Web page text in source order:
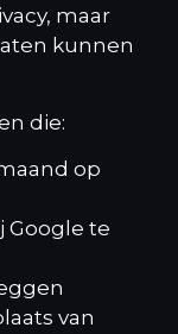
maar
kunnen
die:
op
Google te
van